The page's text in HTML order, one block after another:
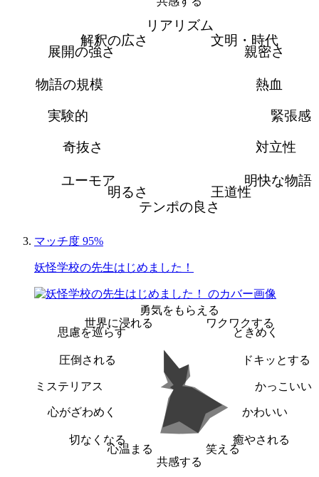
リアリズム
文明・時代
親密さ
熱血
緊張感
対立性
明快な物語
王道性
テンポの良さ
明るさ
ユーモア
奇抜さ
実験的
物語の規模
展開の強さ
解釈の広さ
マッチ度 95%
妖怪学校の先生はじめました！
勇気をもらえる
ワクワクする
ときめく
ドキッとする
かっこいい
かわいい
癒やされる
笑える
共感する
心温まる
切なくなる
心がざわめく
ミステリアス
圧倒される
思慮を巡らす
世界に浸れる